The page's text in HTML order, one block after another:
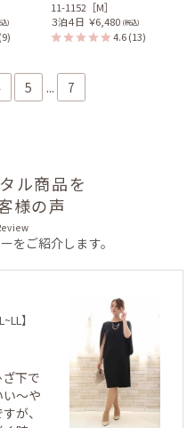
)
(9)
11-1152［M］
３泊４日 ￥6,480 (税込)
4.6(13)
5 ... 7
ル商品を
様の声
をご紹介します。
】
下で
〜や
が、